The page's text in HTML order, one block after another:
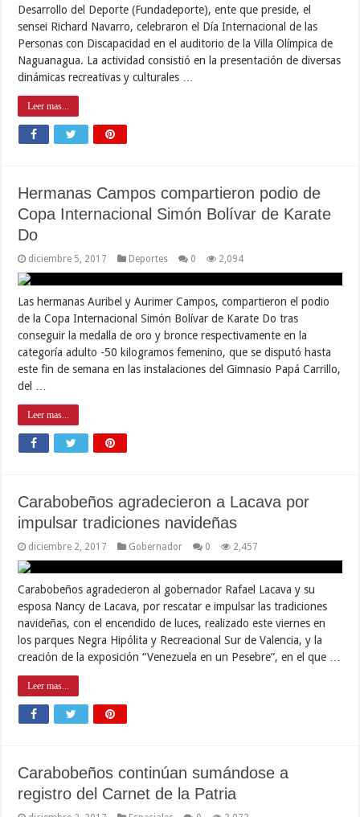
Desarrollo del Deporte (Fundadeporte), ente que preside, el
sensei Richard Navarro, celebraron el Día Internacional de las
Personas con Discapacidad en el auditorio de la Villa Olímpica de
Naguanagua. La actividad consistió en la presentación de diversas
dinámicas recreativas y culturales …
Leer mas...
Hermanas Campos compartieron podio de
Copa Internacional Simón Bolívar de Karate
Do
diciembre 5, 2017 Deportes 0 2,094
Las hermanas Auribel y Aurimer Campos, compartieron el podio
de la Copa Internacional Simón Bolívar de Karate Do tras
conseguir la medalla de oro y bronce respectivamente en la
categoría adulto -50 kilogramos femenino, que se disputó hasta
este fin de semana en las instalaciones del Gimnasio Papá Carrillo,
del …
Leer mas...
Carabobeños agradecieron a Lacava por
impulsar tradiciones navideñas
diciembre 2, 2017 Gobernador 0 2,457
Carabobeños agradecieron al gobernador Rafael Lacava y su
esposa Nancy de Lacava, por rescatar e impulsar las tradiciones
navideñas, con el encendido de luces, realizado este viernes en
los parques Negra Hipólita y Recreacional Sur de Valencia, y la
creación de la exposición “Venezuela en un Pesebre”, en el que …
Leer mas...
Carabobeños continúan sumándose a
registro del Carnet de la Patria